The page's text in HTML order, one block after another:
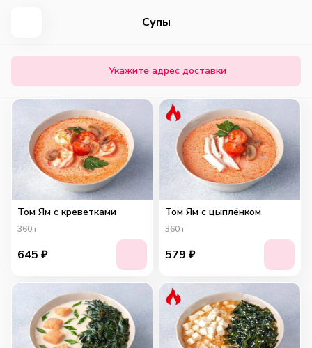
Супы
Укажите адрес доставки
Том Ям с креветками
360 г
645 ₽
Том Ям с цыплёнком
360 г
579 ₽